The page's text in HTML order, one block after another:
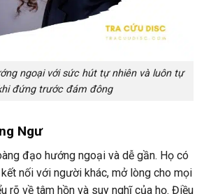
ngoại với sức hút tự nhiên và luôn tự
đứng trước đám đông
Ngư
đạo hướng ngoại và dễ gần. Họ có
nối với người khác, mở lòng cho mọi
rõ về tâm hồn và suy nghĩ của họ. Điều